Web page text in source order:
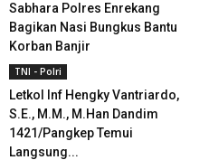
Sabhara Polres Enrekang
Bagikan Nasi Bungkus Bantu
Korban Banjir
TNI - Polri
Letkol Inf Hengky Vantriardo,
S.E., M.M., M.Han Dandim
1421/Pangkep Temui
Langsung...